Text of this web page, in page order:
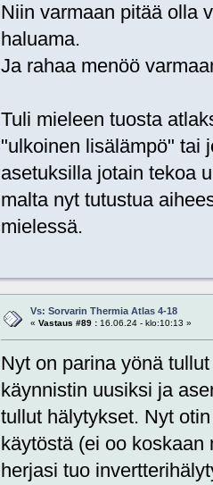
Niin varmaan pitää olla
haluama.
Ja rahaa menöö
Tuli mieleen tuosta
"ulkoinen lisälämpö" tai
asetuksilla jotain tekoa
malta nyt tutustua
mielessä.
Vs: Sorvarin Thermia Atlas 4-18
« Vastaus #89 :16.06.24 - klo:10:13 »
Nyt on parina yönä
käynnistin uusiksi ja
tullut hälytykset. Nyt
käytöstä (ei oo
herjasi tuo